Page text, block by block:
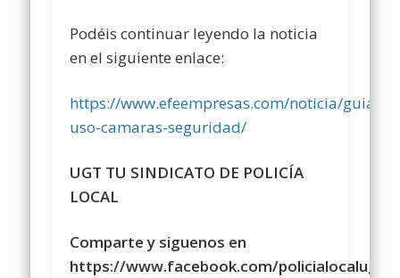
Podéis continuar leyendo la noticia
en el siguiente enlace:
https://www.efeempresas.com/noticia/guia-
uso-camaras-seguridad/
UGT TU SINDICATO DE POLICÍA
LOCAL
Comparte y siguenos en
https://www.facebook.com/policialocalugt/